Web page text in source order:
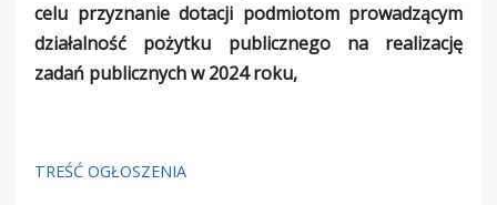
celu przyznanie dotacji podmiotom prowadzącym
działalność pożytku publicznego na realizację
zadań publicznych w 2024 roku,
TREŚĆ OGŁOSZENIA